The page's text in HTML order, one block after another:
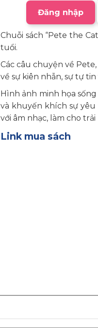
Đăng nhập
Chuỗi sách “Pete the
tuổi.
Các câu chuyện về
về sự kiên nhẫn, sự tự
Hình ảnh minh họa
và khuyến khích sự yêu
với âm nhạc, làm cho
Link mua sách